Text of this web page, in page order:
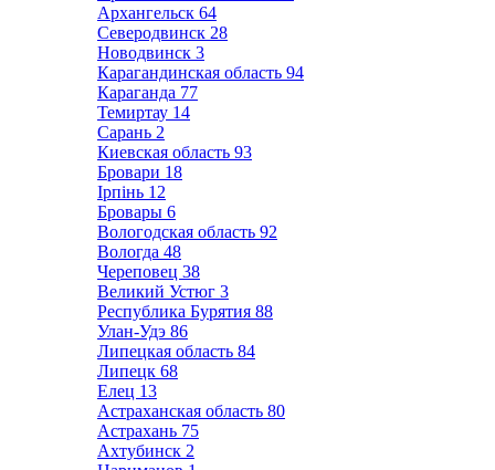
Архангельск 64
Северодвинск 28
Новодвинск 3
Карагандинская область 94
Караганда 77
Темиртау 14
Сарань 2
Киевская область 93
Бровари 18
Ірпінь 12
Бровары 6
Вологодская область 92
Вологда 48
Череповец 38
Великий Устюг 3
Республика Бурятия 88
Улан-Удэ 86
Липецкая область 84
Липецк 68
Елец 13
Астраханская область 80
Астрахань 75
Ахтубинск 2